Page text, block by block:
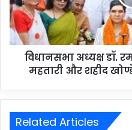
विधानसभा अध्यक्ष डॉ.
महतारी और शहीद
Related Articles